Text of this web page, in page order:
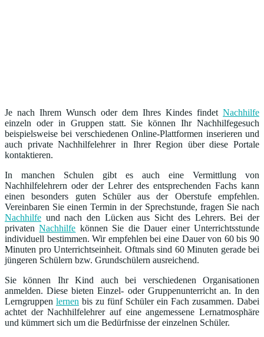
Je nach Ihrem Wunsch oder dem Ihres Kindes findet Nachhilfe
einzeln oder in Gruppen statt. Sie können Ihr Nachhilfegesuch
beispielsweise bei verschiedenen Online-Plattformen inserieren und
auch private Nachhilfelehrer in Ihrer Region über diese Portale
kontaktieren.
In manchen Schulen gibt es auch eine Vermittlung von
Nachhilfelehrern oder der Lehrer des entsprechenden Fachs kann
einen besonders guten Schüler aus der Oberstufe empfehlen.
Vereinbaren Sie einen Termin in der Sprechstunde, fragen Sie nach
Nachhilfe und nach den Lücken aus Sicht des Lehrers. Bei der
privatenNachhilfe können Sie die Dauer einer Unterrichtsstunde
individuell bestimmen. Wir empfehlen bei eine Dauer von 60 bis 90
Minuten pro Unterrichtseinheit. Oftmals sind 60 Minuten gerade bei
jüngeren Schülern bzw. Grundschülern ausreichend.
Sie können Ihr Kind auch bei verschiedenen Organisationen
anmelden. Diese bieten Einzel- oder Gruppenunterricht an. In den
Lerngruppen lernen bis zu fünf Schüler ein Fach zusammen. Dabei
achtet der Nachhilfelehrer auf eine angemessene Lernatmosphäre
und kümmert sich um die Bedürfnisse der einzelnen Schüler.